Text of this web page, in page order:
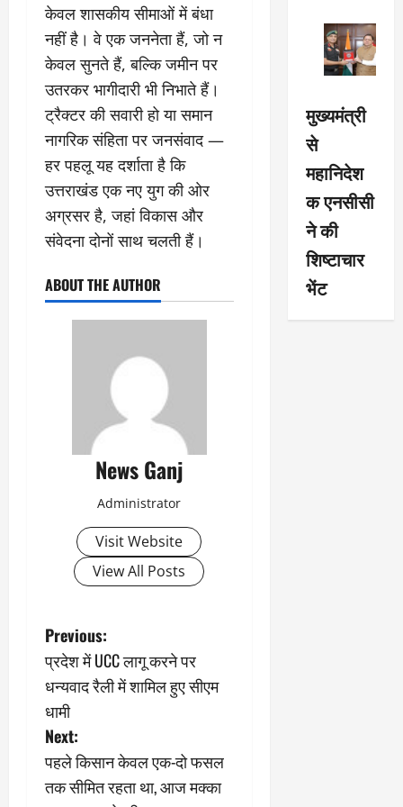
केवल शासकीय सीमाओं में बंधा
नहीं है। वे एक जननेता हैं, जो न
केवल सुनते हैं, बल्कि जमीन पर
उतरकर भागीदारी भी निभाते हैं।
ट्रैक्टर की सवारी हो या समान
नागरिक संहिता पर जनसंवाद —
हर पहलू यह दर्शाता है कि
उत्तराखंड एक नए युग की ओर
अग्रसर है, जहां विकास और
संवेदना दोनों साथ चलती हैं।
ABOUT THE AUTHOR
News Ganj
Administrator
Visit Website
View All Posts
P
o
s
t
n
Previous:
प्रदेश में UCC लागू करने पर
धन्यवाद रैली में शामिल हुए सीएम
धामी
Next:
पहले किसान केवल एक-दो फसल
तक सीमित रहता था, आज मक्का
मुख्यमंत्री
से
महानिदेश
क एनसीसी
ने की
शिष्टाचार
भेंट